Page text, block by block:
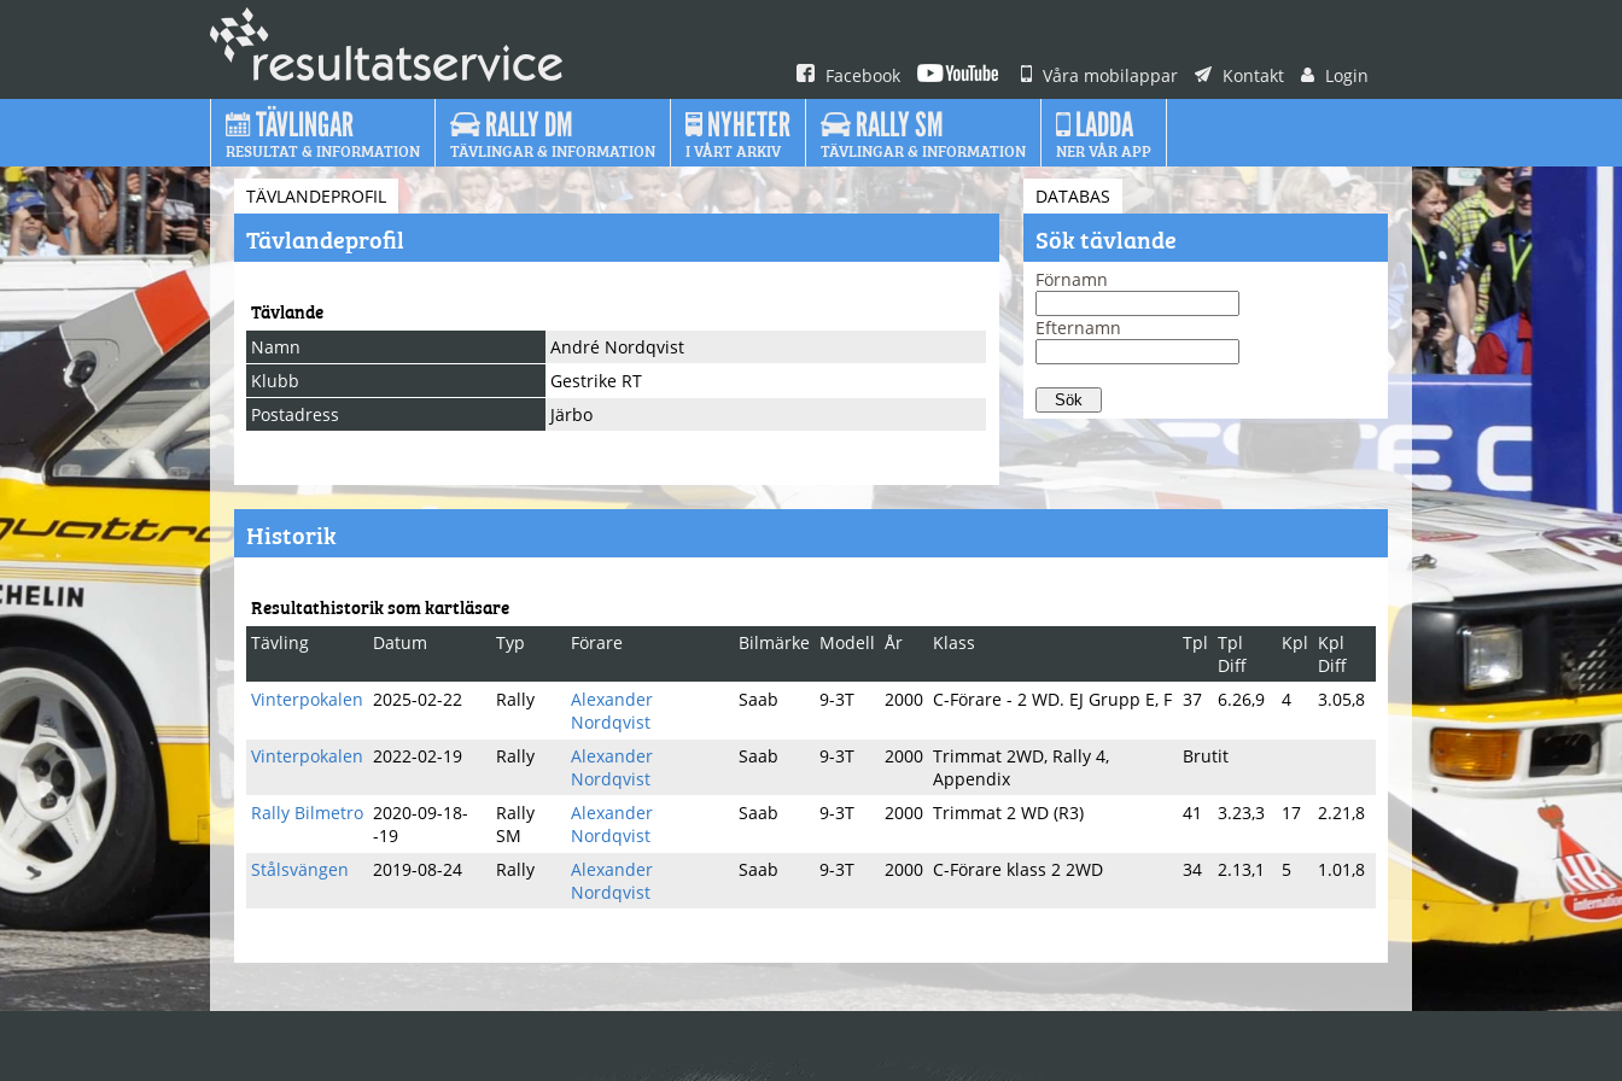
Facebook Våra mobilappar Kontakt Login
TÄVLINGAR
RESULTAT & INFORMATION
RALLY DM
TÄVLINGAR & INFORMATION
NYHETER
I VÅRT ARKIV
RALLY SM
TÄVLINGAR & INFORMATION
LADDA
NER VÅR APP
TÄVLANDEPROFIL
Tävlandeprofil
Tävlande
Namn
André Nordqvist
Klubb
Gestrike RT
Postadress
Järbo
DATABAS
Sök tävlande
Förnamn
Efternamn
Historik
Resultathistorik som kartläsare
Tävling Datum Typ Förare Bilmärke Modell År Klass Tpl Tpl
Diff
Kpl Kpl
Diff
Vinterpokalen 2025-02-22 Rally
Alexander
Nordqvist
Saab 9-3T 2000 C-Förare - 2 WD. EJ Grupp E, F 37 6.26,9 4 3.05,8
Vinterpokalen 2022-02-19 Rally
Alexander
Nordqvist
Saab 9-3T 2000 Trimmat 2WD, Rally 4,
Appendix
Brutit
Rally Bilmetro 2020-09-18-
-19
Rally
SM
Alexander
Nordqvist
Saab 9-3T 2000 Trimmat 2 WD (R3) 41 3.23,3 17 2.21,8
Stålsvängen 2019-08-24 Rally
Alexander
Nordqvist
Saab 9-3T 2000 C-Förare klass 2 2WD 34 2.13,1 5 1.01,8